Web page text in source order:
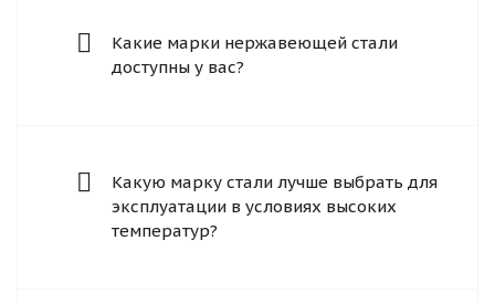
Какие марки нержавеющей стали
доступны у вас?
Какую марку стали лучше выбрать для
эксплуатации в условиях высоких
температур?